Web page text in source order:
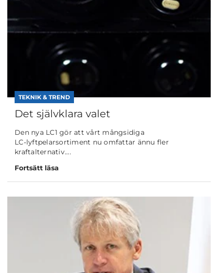
TEKNIK & TREND
Det självklara valet
Den nya LC1 gör att vårt mångsidiga
LC‑lyftpelarsortiment nu omfattar ännu fler
kraftalternativ....
Fortsätt läsa